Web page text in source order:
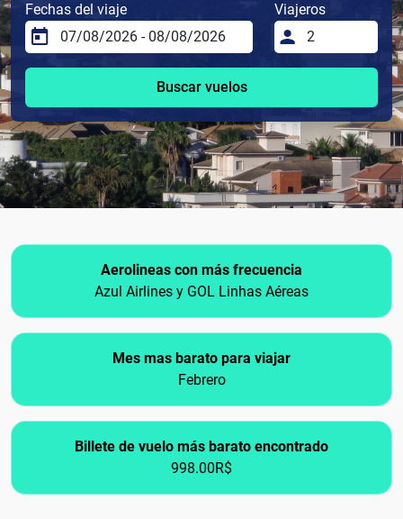
Fechas del viaje Viajeros
Buscar vuelos
Aerolineas con más frecuencia
Azul Airlines y GOL Linhas Aéreas
Mes mas barato para viajar
Febrero
Billete de vuelo más barato encontrado
998.00R$